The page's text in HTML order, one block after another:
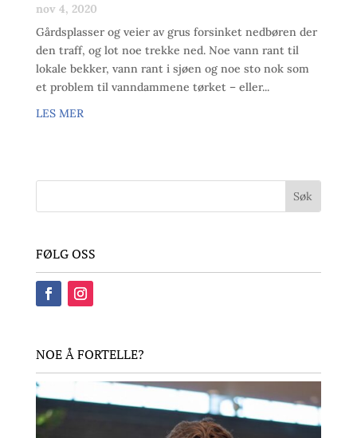
nov 4, 2020
Gårdsplasser og veier av grus forsinket nedbøren der
den traff, og lot noe trekke ned. Noe vann rant til
lokale bekker, vann rant i sjøen og noe sto nok som
et problem til vanndammene tørket – eller...
LES MER
FØLG OSS
NOE Å FORTELLE?